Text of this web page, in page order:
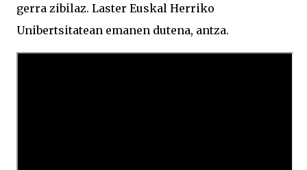
gerra zibilaz. Laster Euskal Herriko
Unibertsitatean emanen dutena, antza.